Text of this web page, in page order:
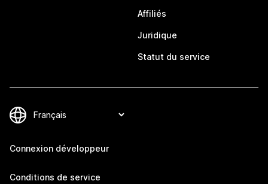
Affiliés
Juridique
Statut du service
Connexion développeur
Conditions de service